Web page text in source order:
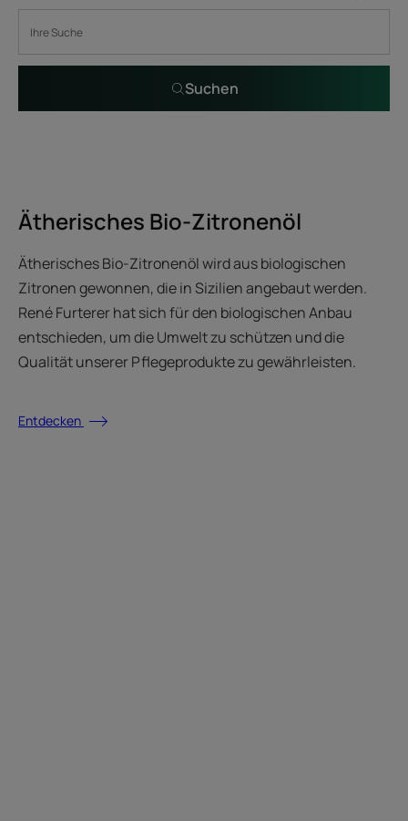
Suchen
Ätherisches Bio-Zitronenöl
Ätherisches Bio-Zitronenöl wird aus biologischen
Zitronen gewonnen, die in Sizilien angebaut werden.
René Furterer hat sich für den biologischen Anbau
entschieden, um die Umwelt zu schützen und die
Qualität unserer Pflegeprodukte zu gewährleisten.
Entdecken